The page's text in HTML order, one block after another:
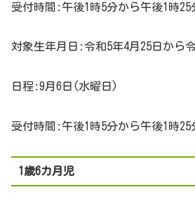
受付時間:午後1時5分から午後1時25
対象生年月日:令和5年4月25日から
日程:9月6日(水曜日)
受付時間:午後1時5分から午後1時25
1歳6カ月児